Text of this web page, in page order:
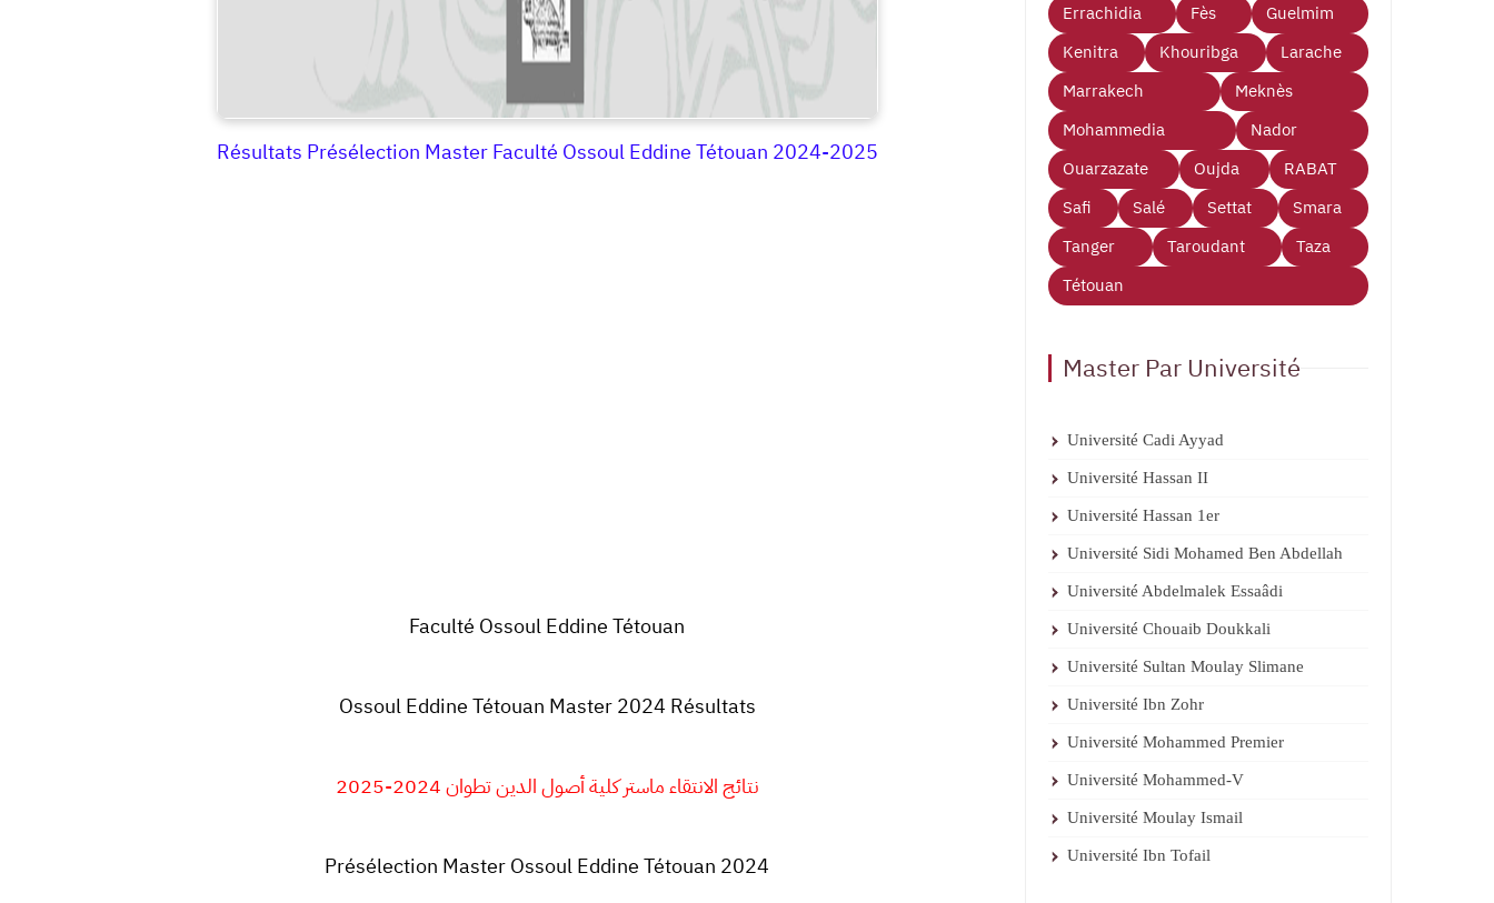
Résultats Présélection Master Faculté Ossoul Eddine Tétouan 2024-2025
Faculté Ossoul Eddine Tétouan
Ossoul Eddine Tétouan Master 2024 Résultats
نتائج الانتقاء ماستر كلية أصول الدين تطوان 2024-2025
Présélection Master Ossoul Eddine Tétouan 2024
Errachidia
Fès
Guelmim
Kenitra
Khouribga
Larache
Marrakech
Meknès
Mohammedia
Nador
Ouarzazate
Oujda
RABAT
Safi
Salé Settat
Smara
Tanger
Taroudant
Taza
Tétouan
Master Par Université
Université Cadi Ayyad
Université Hassan II
Université Hassan 1er
Université Sidi Mohamed Ben Abdellah
Université Abdelmalek Essaâdi
Université Chouaib Doukkali
Université Sultan Moulay Slimane
Université Ibn Zohr
Université Mohammed Premier
Université Mohammed-V
Université Moulay Ismail
Université Ibn Tofail